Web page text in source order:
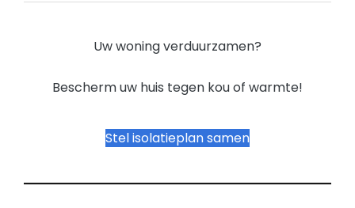
Uw woning verduurzamen?
Bescherm uw huis tegen kou of warmte!
Stel isolatieplan samen